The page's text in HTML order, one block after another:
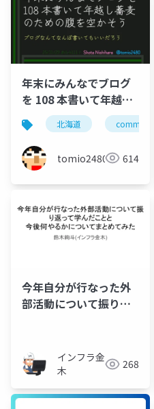
年末にみんなでブログ
を 108 本書いて年越し
蕎麦のための腹を空か
そう
北海道 community
tomio2480 614
今年自分が行なった外
部活動について振り返
とめてみたインフラ金
木
268